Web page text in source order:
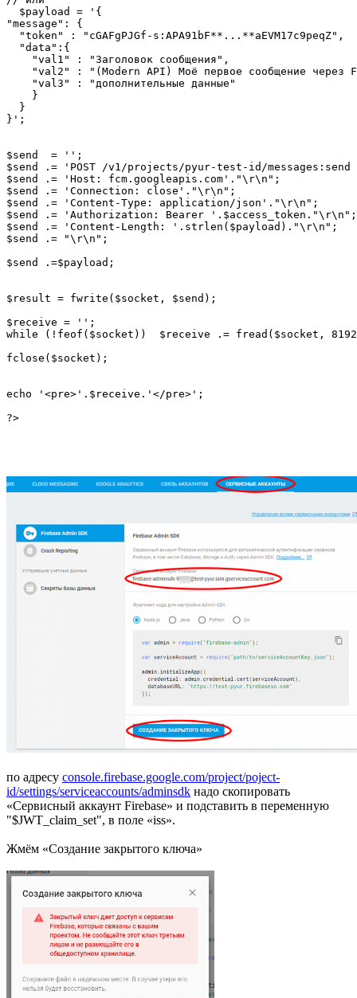
  $payload = '{
"message": {
  "token" : "cGAFgPJGf-s:APA91bF**...**aEVM17c9peqZ",
  "data":{
    "val1" : "Заголовок сообщения",
"val2" : "(Modern API) Моё первое сообщение через
    "val3" : "дополнительные данные"
    }
  }
}';
$send  = '';
$send .= 'POST /v1/projects/pyur-test-id/
$send .= 'Host: fcm.googleapis.com'."\r\n";
$send .= 'Connection: close'."\r\n";
$send .= 'Content-Type: application/json'."\r\n";
$send .= 'Authorization: Bearer '.$access_token."\r\n";
$send .= 'Content-Length: '.strlen($payload)."\r\n";
$send .= "\r\n";
$send .=$payload;
$result = fwrite($socket, $send);
$receive = '';
while (!feof($socket))  $receive .= fread($socket,
fclose($socket);
echo '<pre>'.$receive.'</pre>';
по адресу console.firebase.google.com/project/poject-
id/settings/serviceaccounts/adminsdk надо скопировать
«Сервисный аккаунт Firebase» и подставить в переменную
"$JWT_claim_set", в поле «iss».
Жмём «Создание закрытого ключа»